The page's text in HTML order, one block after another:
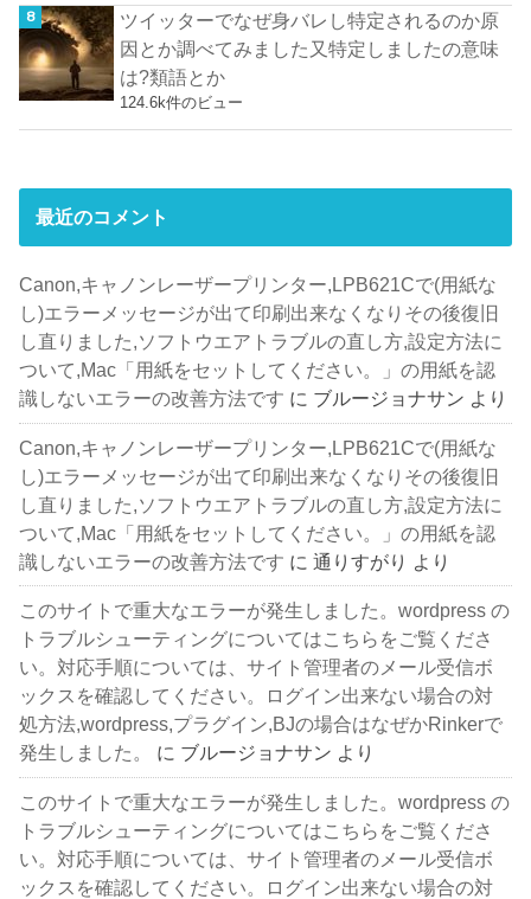
ツイッターでなぜ身バレし特定されるのか原
因とか調べてみました又特定しましたの意味
は?類語とか
124.6k件のビュー
最近のコメント
Canon,キャノンレーザープリンター,LPB621Cで(用紙な
し)エラーメッセージが出て印刷出来なくなりその後復旧
し直りました,ソフトウエアトラブルの直し方,設定方法に
ついて,Mac「用紙をセットしてください。」の用紙を認
識しないエラーの改善方法です に ブルージョナサン より
Canon,キャノンレーザープリンター,LPB621Cで(用紙な
し)エラーメッセージが出て印刷出来なくなりその後復旧
し直りました,ソフトウエアトラブルの直し方,設定方法に
ついて,Mac「用紙をセットしてください。」の用紙を認
識しないエラーの改善方法です に通りすがり より
このサイトで重大なエラーが発生しました。wordpress の
トラブルシューティングについてはこちらをご覧くださ
い。対応手順については、サイト管理者のメール受信ボ
ックスを確認してください。ログイン出来ない場合の対
処方法,wordpress,プラグイン,BJの場合はなぜかRinkerで
発生しました。
に ブルージョナサン より
このサイトで重大なエラーが発生しました。wordpress の
トラブルシューティングについてはこちらをご覧くださ
い。対応手順については、サイト管理者のメール受信ボ
ックスを確認してください。ログイン出来ない場合の対